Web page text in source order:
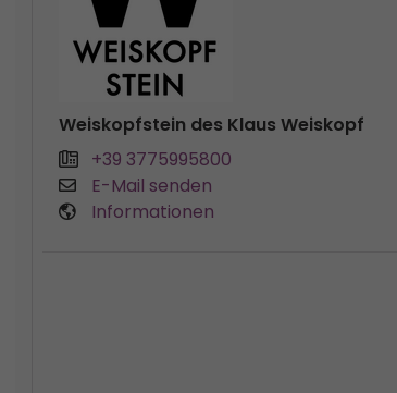
Weiskopfstein des Klaus Weiskopf
+39 3775995800
E-Mail senden
Informationen